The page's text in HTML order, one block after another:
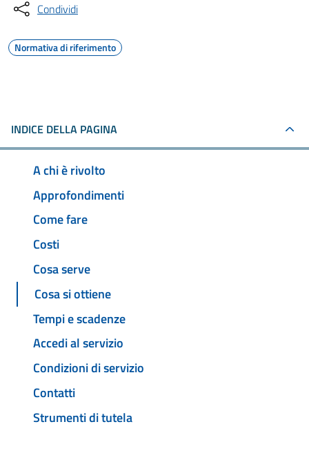
Condividi
Normativa di riferimento
INDICE DELLA PAGINA
A chi è rivolto
Approfondimenti
Come fare
Costi
Cosa serve
Cosa si ottiene
Tempi e scadenze
Accedi al servizio
Condizioni di servizio
Contatti
Strumenti di tutela